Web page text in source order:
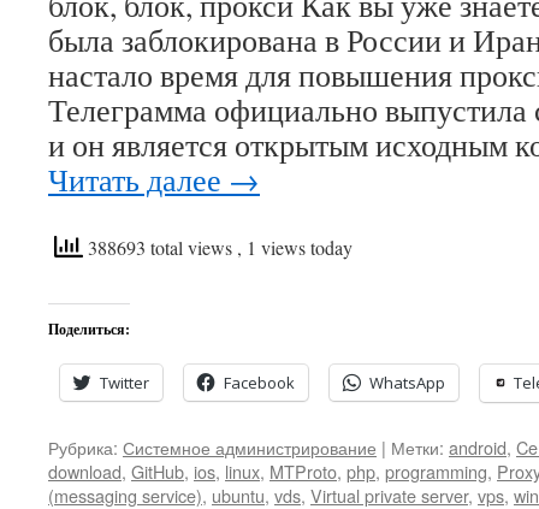
была заблокирована в России и
настало время для повышения
Телеграмма официально выпустила
и он является открытым исходным
Читать далее →
388693 total views , 1 views today
Поделиться:
Twitter Facebook WhatsApp
Рубрика: Системное администрирование | Метки: android,
download, GitHub, ios, linux, MTProto, php, programming,
(messaging service), ubuntu, vds, Virtual private server, vps,